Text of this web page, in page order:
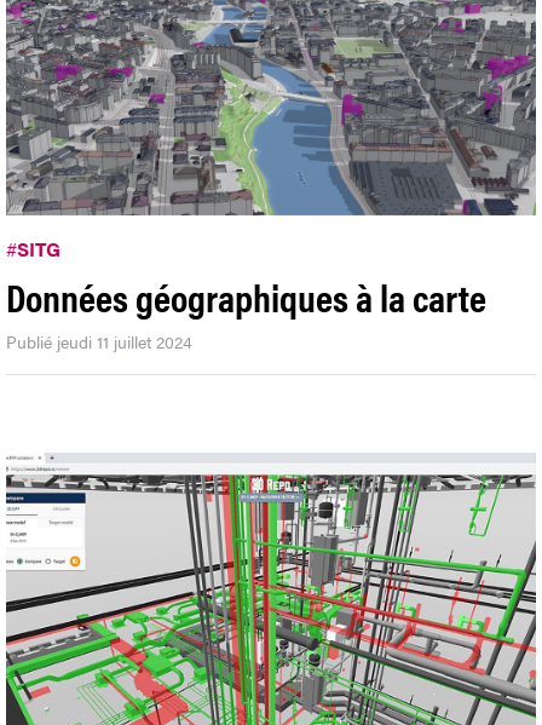
#SITG
Données géographiques à la carte
Publié jeudi 11 juillet 2024